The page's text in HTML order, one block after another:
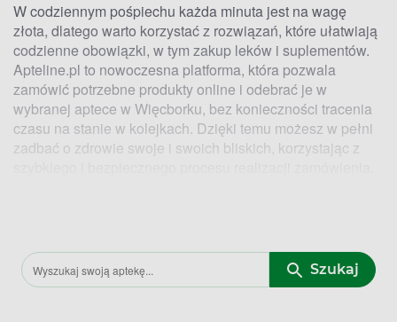
W codziennym pośpiechu każda minuta jest na wagę
złota, dlatego warto korzystać z rozwiązań, które ułatwiają
codzienne obowiązki, w tym zakup leków i suplementów.
Apteline.pl to nowoczesna platforma, która pozwala
zamówić potrzebne produkty online i odebrać je w
wybranej aptece w Więcborku, bez konieczności tracenia
czasu na stanie w kolejkach. Dzięki temu możesz w pełni
zadbać o zdrowie swoje i swoich bliskich, korzystając z
zamówienie z Apteline
Szukaj